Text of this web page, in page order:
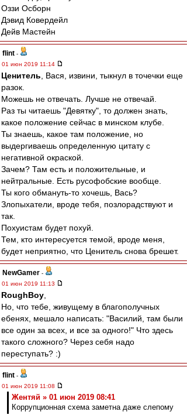
Оззи Осборн
Дэвид Ковердейл
Дейв Мастейн
flint -
01 июн 2019 11:14
Ценитель , Вася, извини, тыкнул в точечки еще
разок.
Можешь не отвечать. Лучше не отвечай.
Раз ты читаешь "Девятку", то должен знать,
какое положение сейчас в минском клубе.
Ты знаешь, какое там положение, но
выдергиваешь определенную цитату с
негативной окраской.
Зачем? Там есть и положительные, и
нейтральные. Есть русофобские вообще.
Ты кого обмануть-то хочешь, Вась?
Злопыхатели, вроде тебя, позлорадствуют и
так.
Похуистам будет похуй.
Тем, кто интересуется темой, вроде меня,
будет неприятно, что Ценитель снова брешет.
NewGamer -
01 июн 2019 11:13
RoughBoy
Но, что тебе, живущему в благополучных
ебенях, мешало написать: "Василий, там были
все один за всех, и все за одного!" Что здесь
такого сложного? Через себя надо
переступать? :)
flint -
01 июн 2019 11:08
Жентяй » 01 июн 2019 08:41
Коррупционная схема заметна даже слепому